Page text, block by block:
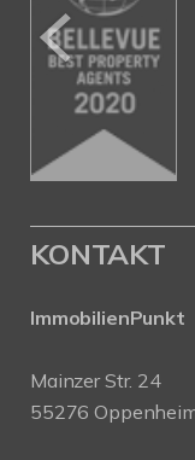
KONTAKT
ImmobilienPunkt
Mainzer Str. 24
55276